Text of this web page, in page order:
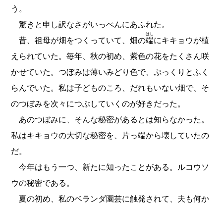
う。
驚きと申し訳なさがいっぺんにあふれた。
昔、祖母が畑をつくっていて、畑の端
はし
にキキョウが植
えられていた。毎年、秋の初め、紫色の花をたくさん咲
かせていた。つぼみは薄いみどり色で、ぷっくりとふく
らんでいた。私は子どものころ、だれもいない畑で、そ
のつぼみを次々につぶしていくのが好きだった。
あのつぼみに、そんな秘密があるとは知らなかった。
私はキキョウの大切な秘密を、片っ端から壊していたの
だ。
今年はもう一つ、新たに知ったことがある。ルコウソ
ウの秘密である。
夏の初め、私のベランダ園芸に触発されて、夫も何か